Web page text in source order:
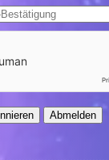
Abmelden